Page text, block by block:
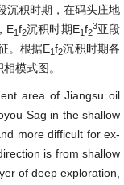
沉积时期，在码头庄地
E1f2沉积时期E1f2
3亚段
。根据E1f2沉积时期各
模式图。
area of Jiangsu oil
Sag in the shallow
more difficult for ex-
is from shallow
of deep exploration,